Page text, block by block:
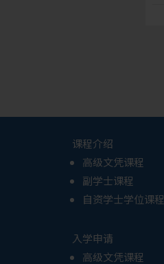
课程介绍
高级文凭课程
副学士课程
自资学士学位课程
入学申请
高级文凭课程